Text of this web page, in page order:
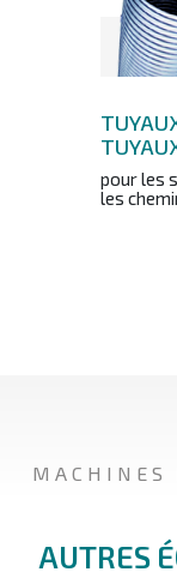
pour les
les
MACHINES
AUTRES